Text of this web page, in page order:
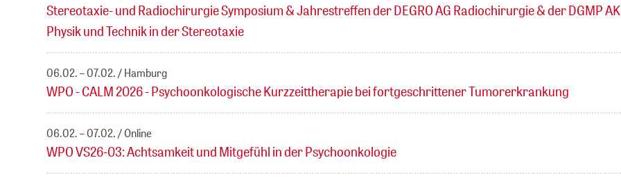
Stereotaxie- und Radiochirurgie Symposium & Jahrestreffen der DEGRO AG Radiochirurgie & der DGMP AK
Physik und Technik in der Stereotaxie
06.02. – 07.02. Hamburg
WPO - CALM 2026 - Psychoonkologische Kurzzeittherapie bei fortgeschrittener Tumorerkrankung
06.02. – 07.02. Online
WPO VS26-03: Achtsamkeit und Mitgefühl in der Psychoonkologie